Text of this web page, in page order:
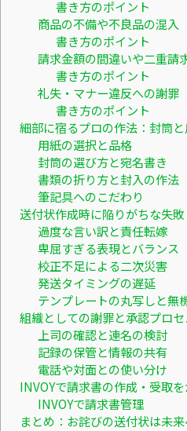
書き方のポイント
商品の不備や不良品の混入
書き方のポイント
請求金額の間違いや二重請
書き方のポイント
礼失・マナー違反への謝罪
書き方のポイント
細部に宿るプロの作法：封筒
用紙の選択と品格
封筒の選び方と宛名書き
書類の折り方と封入の作法
筆記具へのこだわり
送付状作成時に陥りがちな失
過度な言い訳と責任転嫁
卑屈すぎる表現とバランス
校正不足による二次災害
発送タイミングの遅延
テンプレートの丸写しと無
組織としての謝罪と承認プロセ
上司の確認と連名の検討
記録の保管と情報の共有
電話や対面との使い分け
INVOYで請求書の作成・受取
INVOYで請求書管理
まとめ：お詫びの送付状は未